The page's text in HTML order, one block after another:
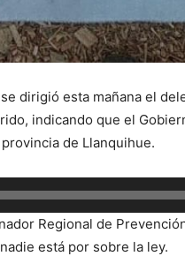
dirigió esta mañana el
indicando que el
de Llanquihue.
Regional de
está por sobre la ley.